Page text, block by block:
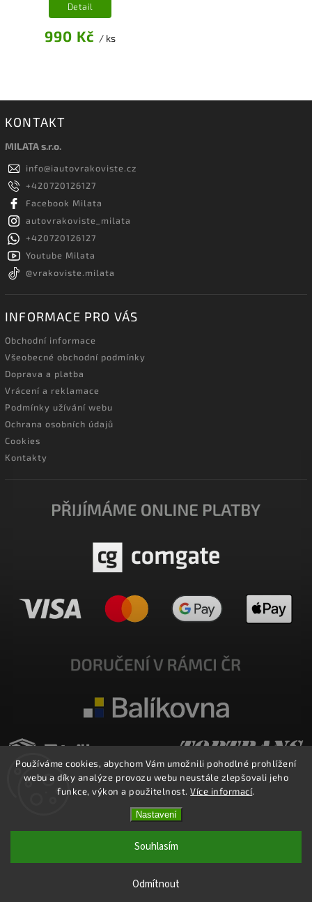
Používáme cookies, abychom Vám umožnili pohodlné prohlížení
webu a díky analýze provozu webu neustále zlepšovali jeho
funkce, výkon a použitelnost.Více informací.
Nastavení
Odmítnout
Souhlasím
990 Kč / ks
Detail
KONTAKT
MILATA s.r.o.
info@iautovrakoviste.cz
+420720126127
Facebook Milata
autovrakoviste_milata
+420720126127
Youtube Milata
@vrakoviste.milata
INFORMACE PRO VÁS
Obchodní informace
Všeobecné obchodní podmínky
Doprava a platba
Vrácení a reklamace
Podmínky užívání webu
Ochrana osobních údajů
Cookies
Kontakty
E-SHOP MILATA. Všechna práva vyhrazena.
Upravit nastavení cookies